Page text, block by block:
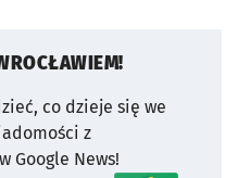
co dzieje się we
z
Google News!